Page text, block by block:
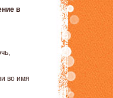
в
во имя